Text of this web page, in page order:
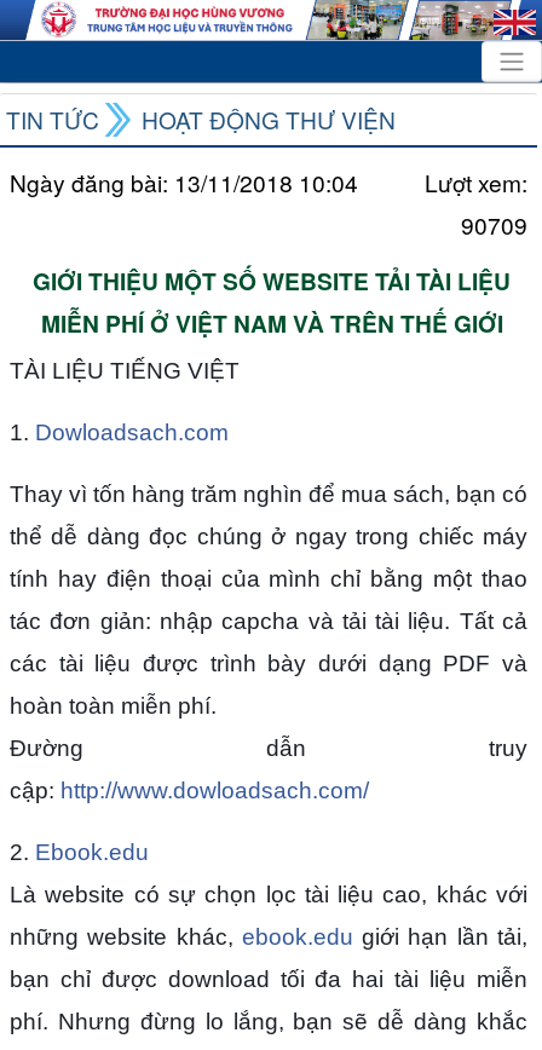
TIN TỨC
HOẠT ĐỘNG THƯ VIỆN
Ngày đăng bài: 13/11/2018 10:04
Lượt xem:
90709
GIỚI THIỆU MỘT SỐ WEBSITE TẢI TÀI LIỆU
MIỄN PHÍ Ở VIỆT NAM VÀ TRÊN THẾ GIỚI
TÀI LIỆU TIẾNG VIỆT
1. Dowloadsach.com
Thay vì tốn hàng trăm nghìn để mua sách, bạn có
thể dễ dàng đọc chúng ở ngay trong chiếc máy
tính hay điện thoại của mình chỉ bằng một thao
tác đơn giản: nhập capcha và tải tài liệu. Tất cả
các tài liệu được trình bày dưới dạng PDF và
hoàn toàn miễn phí.
Đường dẫn truy
cập: http://www.dowloadsach.com/
2. Ebook.edu
Là website có sự chọn lọc tài liệu cao, khác với
những website khác, ebook.edu giới hạn lần tải,
bạn chỉ được download tối đa hai tài liệu miễn
phí. Nhưng đừng lo lắng, bạn sẽ dễ dàng khắc